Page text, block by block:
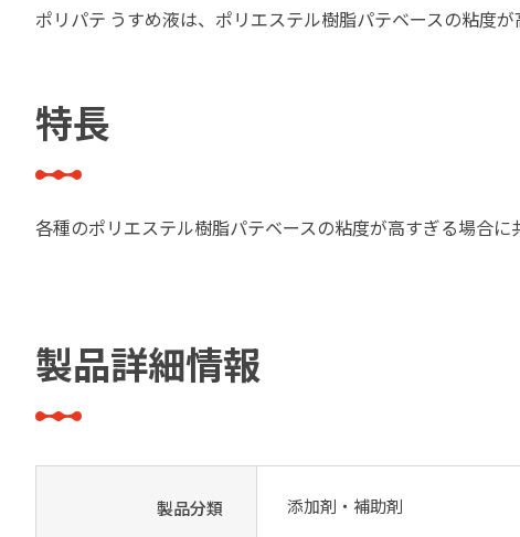
いります。
ポリパテ うすめ液は、ポリエステル樹脂パテベースの粘度
特長
各種のポリエステル樹脂パテベースの粘度が高すぎる場合に
製品詳細情報
製品分類 添加剤・補助剤